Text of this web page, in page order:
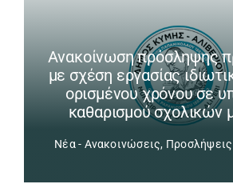
Ανακοίνωση πρόσληψης
με σχέση εργασίας
ορισμένου χρόνου σε
καθαρισμού σχολικών
Νέα - Ανακοινώσεις,